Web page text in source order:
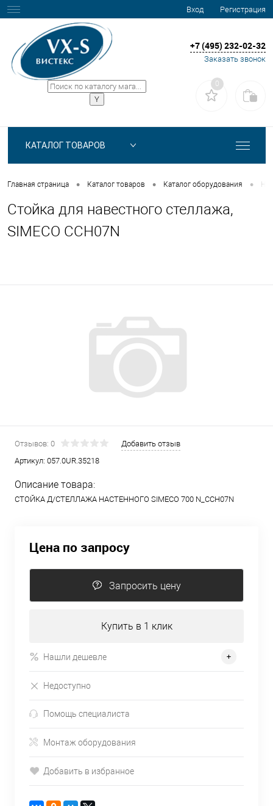
Вход Регистрация
+7 (495) 232-02-32
Заказать звонок
0
КАТАЛОГ ТОВАРОВ
Главная страница • Каталог товаров • Каталог оборудования •
Стойка для навестного стеллажа,
SIMECO ССН07N
Отзывов: 0
Добавить отзыв
Артикул: 057.0UR.35218
Описание товара:
СТОЙКА Д/СТЕЛЛАЖА НАСТЕННОГО SIMECO 700 N_ССН07N
Цена по запросу
Запросить цену
Купить в 1 клик
Нашли дешевле
Недоступно
Помощь специалиста
Монтаж оборудования
Добавить в избранное